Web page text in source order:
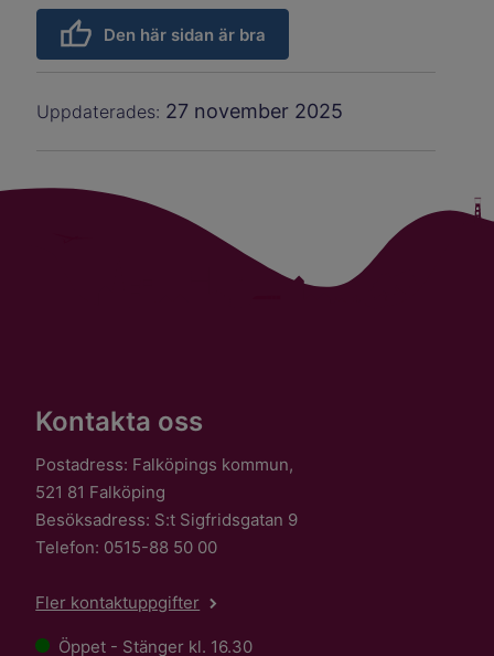
Den här sidan är bra
Uppdaterades: 27 november 2025
Kontakta oss
Postadress: Falköpings kommun,
521 81 Falköping
Besöksadress: S:t Sigfridsgatan 9
Telefon: 0515-88 50 00
Fler kontaktuppgifter
Öppet - Stänger kl. 16.30